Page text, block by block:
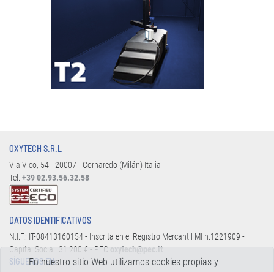
OXYTECH S.R.L
Via Vico, 54 - 20007 - Cornaredo (Milán) Italia
Tel. +39 02.93.56.32.58
DATOS IDENTIFICATIVOS
N.I.F.: IT-08413160154 - Inscrita en el Registro Mercantil MI n.1221909 -
Capital Social: 31.200 € - PECoxytech@pec.it
SÍGUENOS EN:
En nuestro sitio Web utilizamos cookies propias y